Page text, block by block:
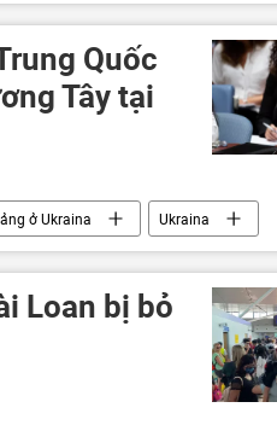
Quốc
Tây tại
ở Ukraina
Ukraina
Loan bị bỏ